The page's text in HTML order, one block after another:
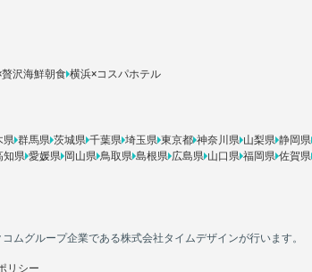
沢海鮮朝食 横浜×コスパホテル
県 群馬県 茨城県 千葉県 埼玉県 東京都 神奈川県 山梨県 静岡県
知県 愛媛県 岡山県 鳥取県 島根県 広島県 山口県 福岡県 佐賀県
ムグループ企業である株式会社タイムデザインが行います。
リシー